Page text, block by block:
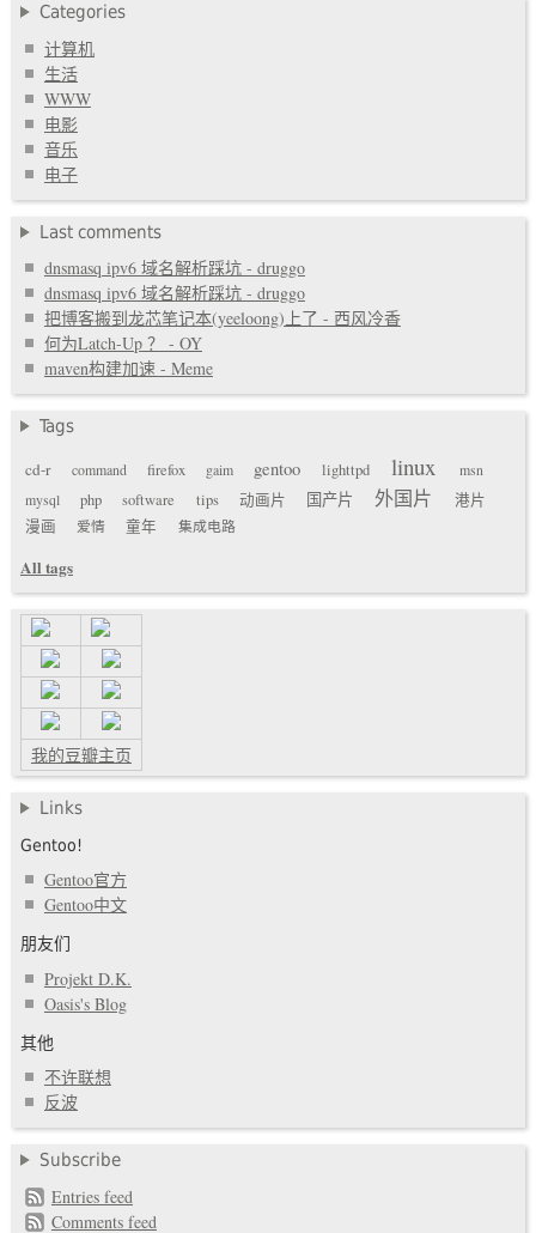
Categories
计算机
生活
WWW
电影
音乐
电子
Last comments
dnsmasq ipv6 域名解析踩坑 - druggo
dnsmasq ipv6 域名解析踩坑 - druggo
把博客搬到龙芯笔记本(yeeloong)上了 - 西风冷香
何为Latch-Up ？ - OY
maven构建加速 - Meme
Tags
cd-r
command firefox gaim gentoo lighttpd linux
msn
mysql
php software tips 动画片 国产片 外国片
港片
漫画
爱情 童年 集成电路
All tags
我的豆瓣主页
Links
Gentoo!
Gentoo官方
Gentoo中文
朋友们
Projekt D.K.
Oasis's Blog
其他
不许联想
反波
Subscribe
Entries feed
Comments feed